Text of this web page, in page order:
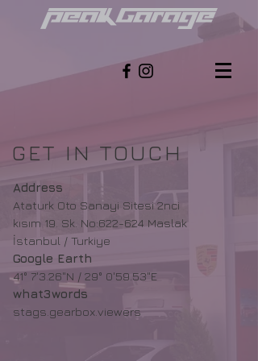
GET IN TOUCH
Address
Ataturk Oto Sanayi Sitesi 2nci
kısım 19. Sk. No:622-624 Maslak
İstanbul / Turkiye
Google Earth
41° 7'3.26"N / 29° 0'59.53"E
what3words
stags.gearbox.viewers